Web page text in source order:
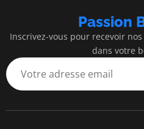
Passion
Inscrivez-vous pour recevoir
dans votre